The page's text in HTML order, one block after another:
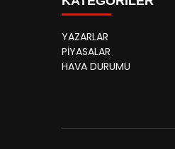
YAZARLAR
PİYASALAR
HAVA DURUMU